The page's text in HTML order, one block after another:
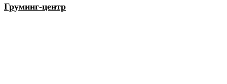
Груминг-центр